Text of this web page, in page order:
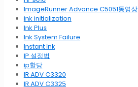
ImageRunner Advance C5051동영상
ink initialization
Ink Plus
Ink System Failure
Instant Ink
IP 설정법
ip할당
IR ADV C3320
IR ADV C3325